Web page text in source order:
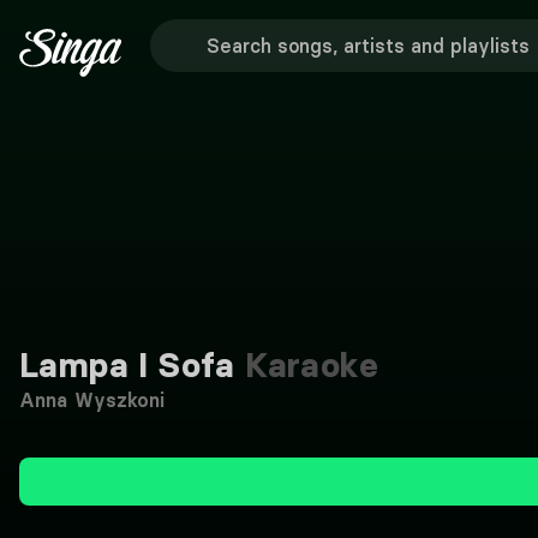
Lampa I Sofa Karaoke
Anna Wyszkoni